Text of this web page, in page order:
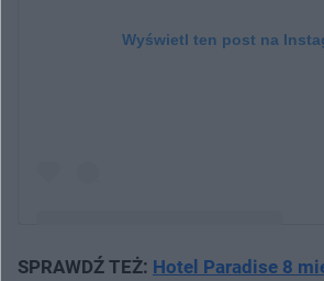
Wyświetl ten post na
SPRAWDŹ TEŻ: Hotel Paradise 8